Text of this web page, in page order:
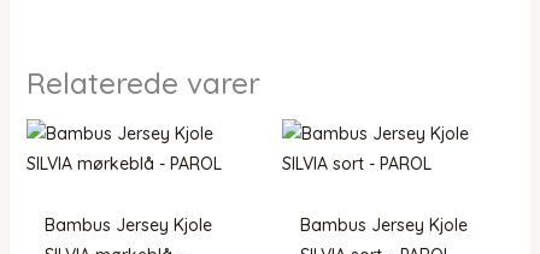
Relaterede varer
Bambus Jersey Kjole
Bambus Jersey Kjole